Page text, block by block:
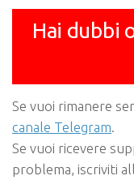
Hai dubbi
Se vuoi rimanere
canale Telegram
Se vuoi ricevere
problema, iscriviti